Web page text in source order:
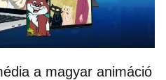
a magyar animáció